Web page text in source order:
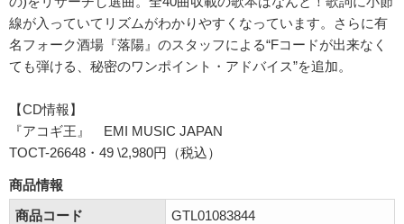
線が入っていてリズムがわかりやすくなっています。さらに有
名フォーク酒場『落陽』のスタッフによる“Fコードが出来なく
ても弾ける、秘密のワンポイント・アドバイス”を追加。
【CD情報】
『アコギ王』 EMI MUSIC JAPAN
TOCT-26648・49 \2,980円（税込）
商品情報
商品コード
GTL01083844